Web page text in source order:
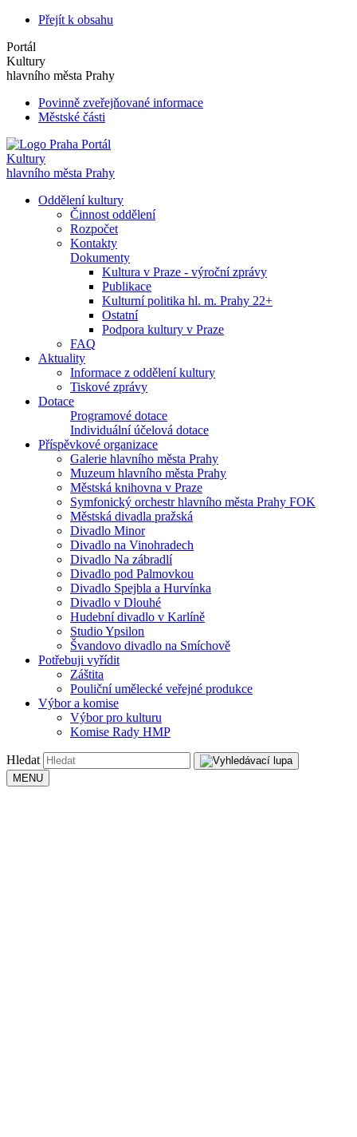
Přejít k obsahu
Portál
Kultury
hlavního města Prahy
Povinně zveřejňované informace
Městské části
Portál
Kultury
hlavního města Prahy
Oddělení kultury
Činnost oddělení
Rozpočet
Kontakty
Dokumenty
Kultura v Praze - výroční zprávy
Publikace
Kulturní politika hl. m. Prahy 22+
Ostatní
Podpora kultury v Praze
FAQ
Aktuality
Informace z oddělení kultury
Tiskové zprávy
Dotace
Programové dotace
Individuální účelová dotace
Příspěvkové organizace
Galerie hlavního města Prahy
Muzeum hlavního města Prahy
Městská knihovna v Praze
Symfonický orchestr hlavního města Prahy FOK
Městská divadla pražská
Divadlo Minor
Divadlo na Vinohradech
Divadlo Na zábradlí
Divadlo pod Palmovkou
Divadlo Spejbla a Hurvínka
Divadlo v Dlouhé
Hudební divadlo v Karlíně
Studio Ypsilon
Švandovo divadlo na Smíchově
Potřebuji vyřídit
Záštita
Pouliční umělecké veřejné produkce
Výbor a komise
Výbor pro kulturu
Komise Rady HMP
Hledat
MENU